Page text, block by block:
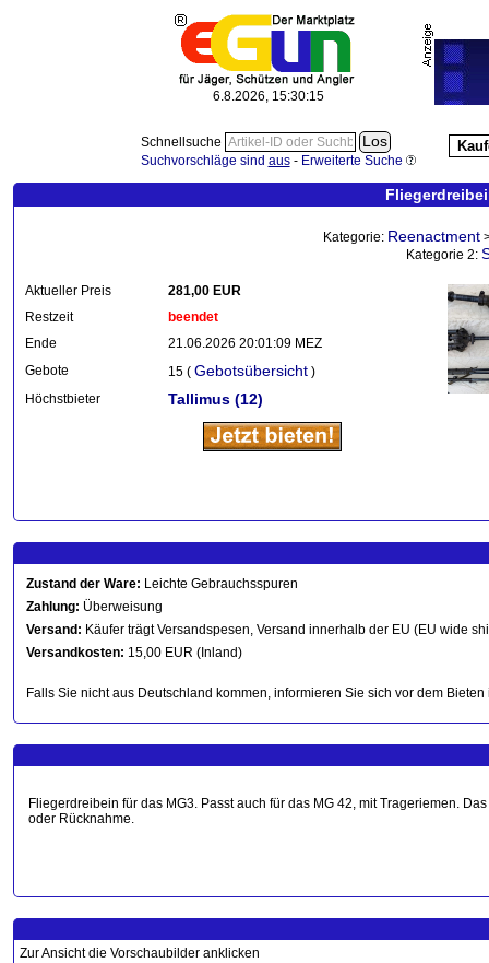
6.8.2026, 15:30:16
Schnellsuche
Suchvorschläge sind aus- Erweiterte Suche
Kategorie: Reenactment
Kategorie 2:
Aktueller Preis
281,00 EUR
Restzeit
beendet
Ende
21.06.2026 20:01:09 MEZ
Gebote
15 ( Gebotsübersicht )
Höchstbieter
Tallimus (12)
Zustand der Ware: Leichte Gebrauchsspuren
Zahlung: Überweisung
Versand: Käufer trägt Versandspesen, Versand innerhalb der EU (EU wide
Versandkosten: 15,00 EUR (Inland)
Falls Sie nicht aus Deutschland kommen, informieren Sie sich vor dem
Fliegerdreibein für das MG3. Passt auch für das MG 42, mit Trageriemen.
oder Rücknahme.
Zur Ansicht die Vorschaubilder anklicken